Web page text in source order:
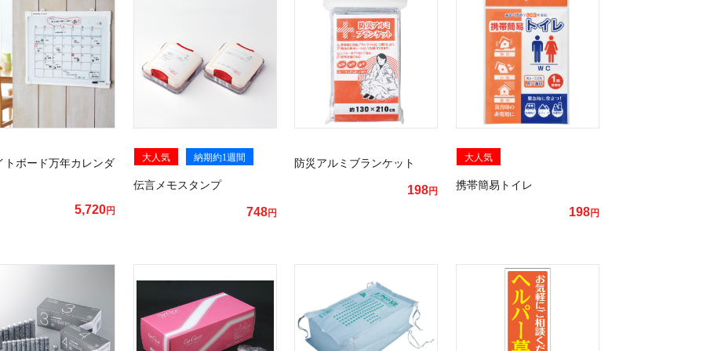
トボード万年カレンダ
5,720円
大人気 納期約1週間
伝言メモスタンプ
748円
防災アルミブランケット
198円
大人気
携帯簡易トイレ
198円